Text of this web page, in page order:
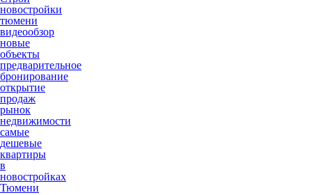
новостройки
тюмени
видеообзор
новые
объекты
предварительное
бронирование
открытие
продаж
рынок
недвижимости
самые
дешевые
квартиры
в
новостройках
Тюмени